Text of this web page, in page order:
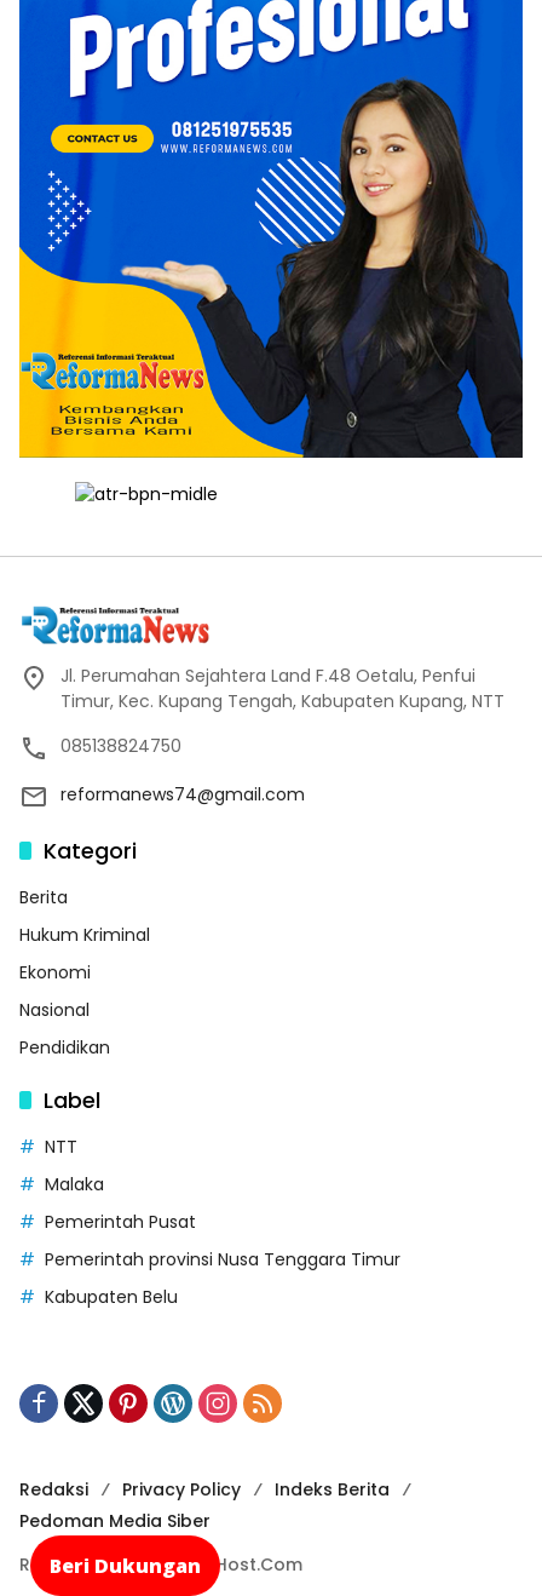
Jl. Perumahan Sejahtera Land F.48 Oetalu, Penfui
Timur, Kec. Kupang Tengah, Kabupaten Kupang, NTT
085138824750
reformanews74@gmail.com
Kategori
Berita
Hukum Kriminal
Ekonomi
Nasional
Pendidikan
Label
NTT
Malaka
Pemerintah Pusat
Pemerintah provinsi Nusa Tenggara Timur
Kabupaten Belu
Redaksi Privacy Policy
Indeks Berita
Pedoman Media Siber
Recode By NusaCloudHost.Com
Beri Dukungan